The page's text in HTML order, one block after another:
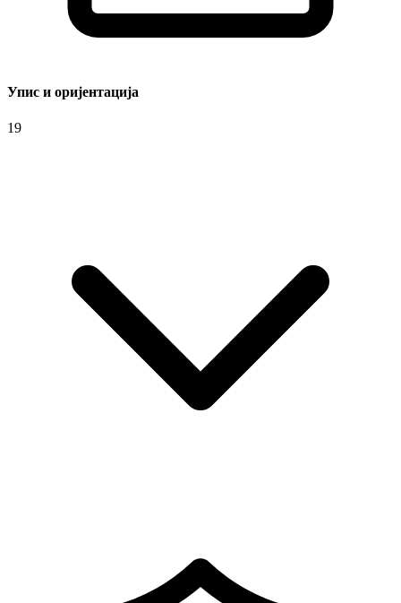
Упис и оријентација
19